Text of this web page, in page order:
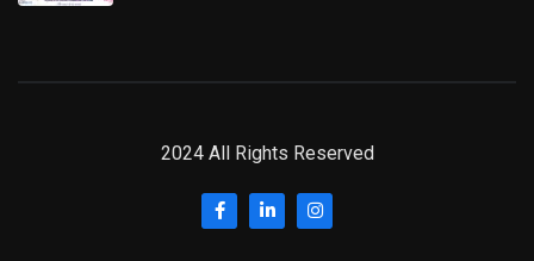
2024 All Rights Reserved